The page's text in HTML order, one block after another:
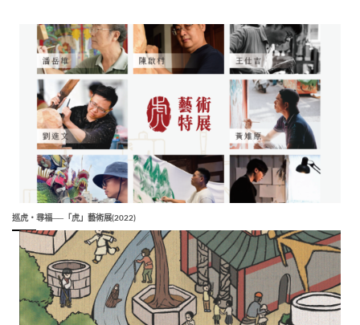
巡虎‧尋福──「虎」藝術展(2022)